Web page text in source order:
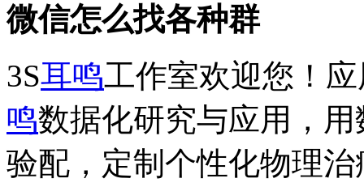
微信怎么找各种群
3S耳鸣工作室欢迎您！
鸣数据化研究与应用，
验配，定制个性化物理